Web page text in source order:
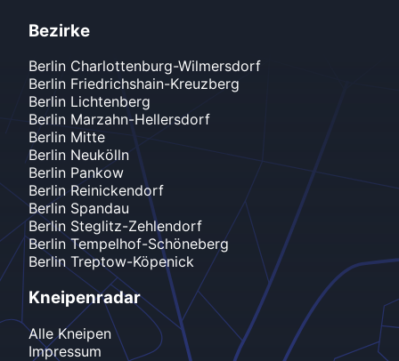
Kneipenradar
Alle Kneipen
Impressum
Bezirke
Berlin Charlottenburg-Wilmersdorf
Berlin Friedrichshain-Kreuzberg
Berlin Lichtenberg
Berlin Marzahn-Hellersdorf
Berlin Mitte
Berlin Neukölln
Berlin Pankow
BerlinReinickendorf
Berlin Spandau
Berlin Steglitz-Zehlendorf
BerlinTempelhof-Schöneberg
Berlin Treptow-Köpenick